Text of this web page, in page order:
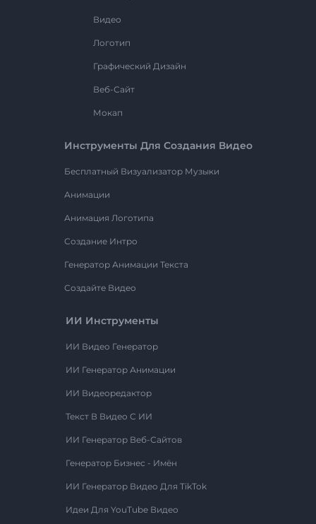
Видео
Логотип
Графический Дизайн
Веб-Сайт
Мокап
Инструменты Для Создания Видео
Бесплатный Визуализатор Музыки
Анимации
Анимация Логотипа
Создание Интро
Генератор Анимации Текста
Создайте Видео
ИИ Инструменты
ИИ Видео Генератор
ИИ Генератор Анимации
ИИ Видеоредактор
Текст В Видео С ИИ
ИИ Генератор Веб-Сайтов
Генератор Бизнес - Имён
ИИ Генератор Видео Для TikTok
Идеи Для YouTube Видео